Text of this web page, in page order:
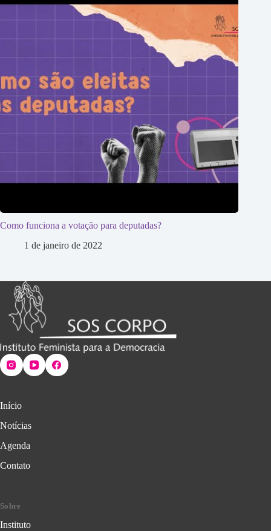
Como funciona a votação para deputadas?
1 de janeiro de 2022
Início
Notícias
Agenda
Contato
Sobre
Instituto